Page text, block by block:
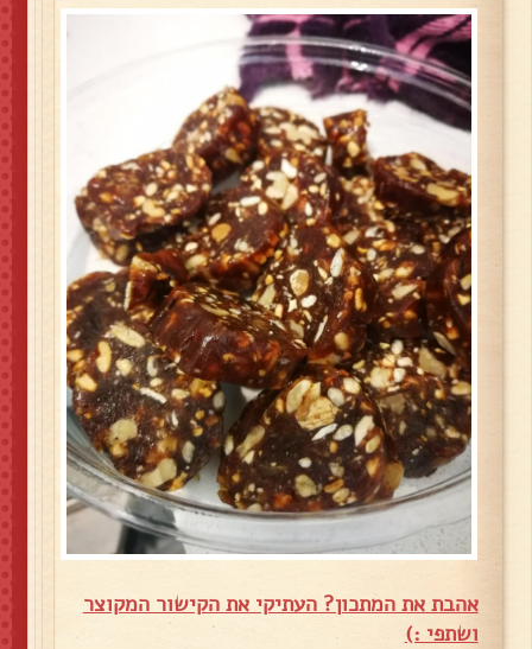
אהבת את המתכון? העתיקי את הקישור המקוצר
ושתפי :)